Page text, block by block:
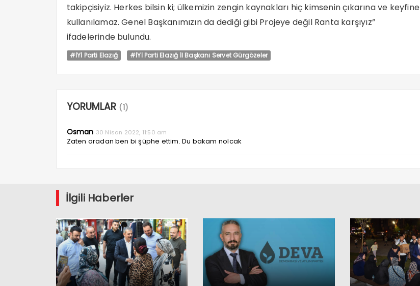
takipçisiyiz. Herkes bilsin ki; ülkemizin zengin kaynakları hiç kimsenin çıkarına ve keyfine
kullanılamaz. Genel Başkanımızın da dediği gibi Projeye değil Ranta karşıyız”
ifadelerinde bulundu.
#İYİ Parti Elazığ #İYİ Parti Elazığ İl Başkanı Servet Gürgözeler
YORUMLAR (1)
Osman 30 Nisan 2022, 11:50 am
Zaten oradan ben bi şüphe ettim. Du bakam nolcak
İlgili Haberler